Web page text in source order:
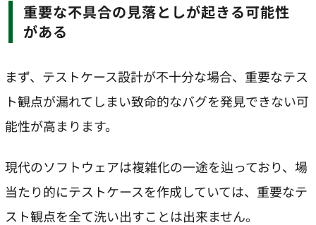
重要な不具合の見落としが起きる可能性
がある
まず、テストケース設計が不十分な場合、重要なテス
ト観点が漏れてしまい致命的なバグを発見できない可
能性が高まります。
現代のソフトウェアは複雑化の一途を辿っており、場
当たり的にテストケースを作成していては、重要なテ
スト観点を全て洗い出すことは出来ません。